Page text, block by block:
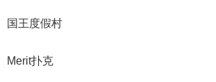
国王度假村
Merit扑克